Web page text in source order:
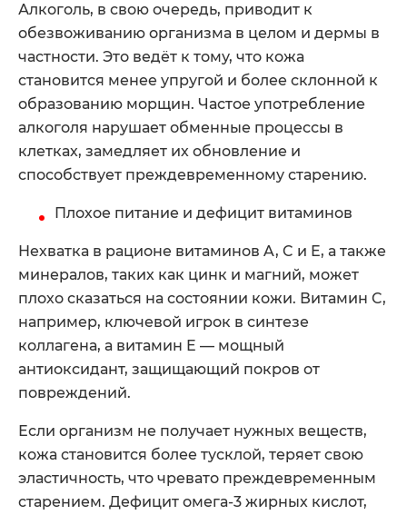
Алкоголь, в свою очередь, приводит к
обезвоживанию организма в целом и дермы в
частности. Это ведёт к тому, что кожа
становится менее упругой и более склонной к
образованию морщин. Частое употребление
алкоголя нарушает обменные процессы в
клетках, замедляет их обновление и
способствует преждевременному старению.
Плохое питание и дефицит витаминов
Нехватка в рационе витаминов A, C и E, а также
минералов, таких как цинк и магний, может
плохо сказаться на состоянии кожи. Витамин C,
например, ключевой игрок в синтезе
коллагена, а витамин E — мощный
антиоксидант, защищающий покров от
повреждений.
Если организм не получает нужных веществ,
кожа становится более тусклой, теряет свою
эластичность, что чревато преждевременным
старением. Дефицит омега-3 жирных кислот,